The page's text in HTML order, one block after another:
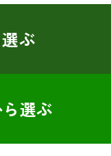
ぶ
選ぶ